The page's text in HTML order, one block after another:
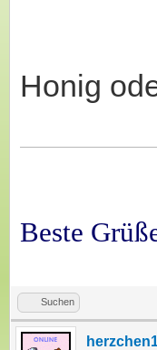
Honig
Beste
Suchen